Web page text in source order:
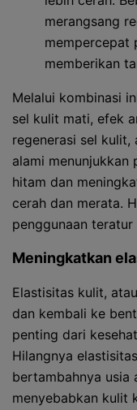
merangsang
mempercepat
memberikan
Melalui kombinasi
sel kulit mati, efek
regenerasi sel
alami menunjukkan
hitam dan
cerah dan merata.
penggunaan
Meningkatkan
Elastisitas kulit,
dan kembali ke
penting dari
Hilangnya
bertambahnya usia
menyebabkan kulit